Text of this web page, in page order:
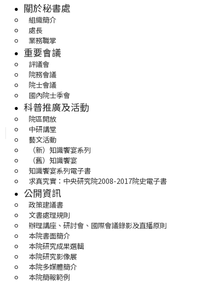
關於秘書處
組織簡介
處長
業務職掌
重要會議
評議會
院務會議
院士會議
國內院士季會
科普推廣及活動
院區開放
中研講堂
藝文活動
（新）知識饗宴系列
（舊）知識饗宴
知識饗宴系列電子書
求真究實：中央研究院2008-2017院史電子書
公開資訊
政策建議書
文書處理規則
辦理講座、研討會、國際會議錄影及直播原則
本院書面簡介
本院研究成果選輯
本院研究影像展
本院多媒體簡介
本院簡報範例